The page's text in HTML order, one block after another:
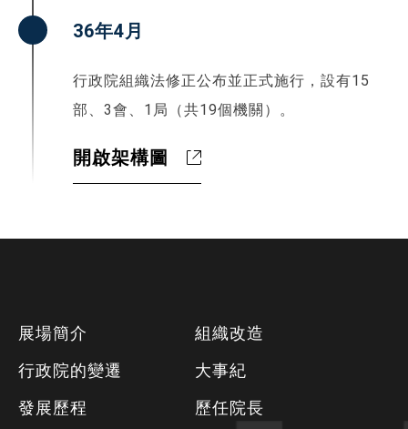
36年4月
行政院組織法修正公布並正式施行，設有15
部、3會、1局（共19個機關）。
開啟架構圖
展場簡介
行政院的變遷
發展歷程
組織改造
大事紀
歷任院長